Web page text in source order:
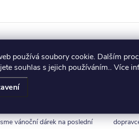
používá soubory cookie. Dalším
souhlas s jejich používáním.. Více
vánoční dárek na poslední